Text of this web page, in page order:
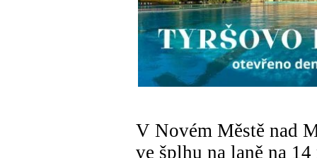
V Novém Městě nad
ve šplhu na laně na